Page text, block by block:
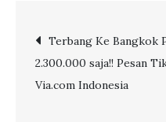
di
Asia
Akan
Post
Terbang Ke Bangkok
2.300.000 saja!! Pesan
Via.com Indonesia